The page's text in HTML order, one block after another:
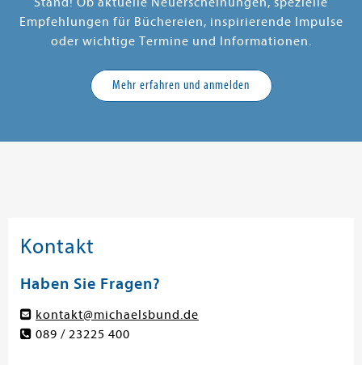
Empfehlungen für Büchereien, inspirierende Impulse
oder wichtige Termine und Informationen.
Mehr erfahren und anmelden
Kontakt
Haben Sie Fragen?
kontakt@michaelsbund.de
089 / 23225 400